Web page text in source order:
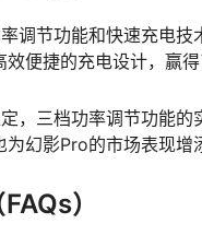
调节功能和快速充电
便捷的充电设计，赢得
，三档功率调节功能
幻影Pro的市场表现增
）